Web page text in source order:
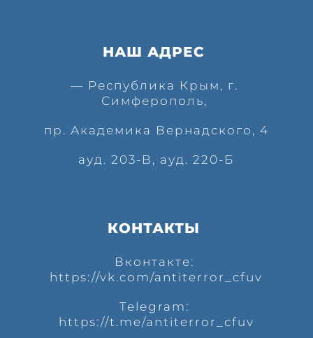
НАШ АДРЕС
— Республика Крым, г.
Симферополь,
пр. Академика Вернадского, 4
ауд. 203-В, ауд. 220-Б
КОНТАКТЫ
https://vk.com/antiterror_cfuv
https://t.me/antiterror_cfuv